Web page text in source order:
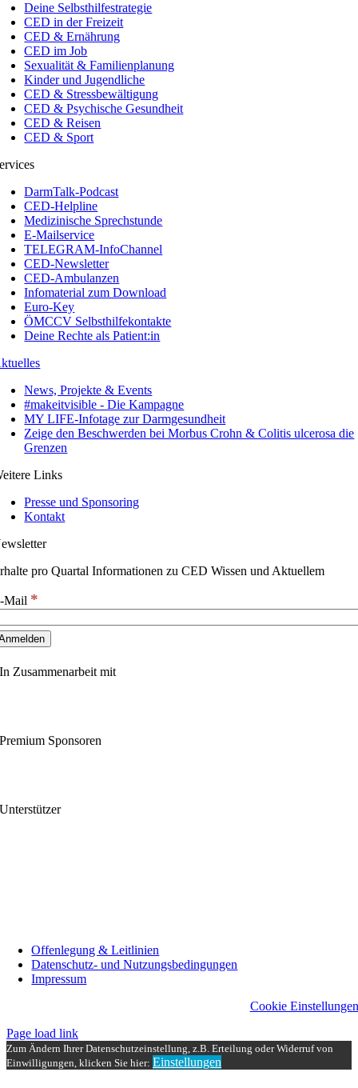
Deine Selbsthilfestrategie
CED in der Freizeit
CED & Ernährung
CED im Job
Sexualität & Familienplanung
Kinder und Jugendliche
CED & Stressbewältigung
CED & Psychische Gesundheit
CED & Reisen
CED & Sport
DarmTalk-Podcast
CED-Helpline
Medizinische Sprechstunde
E-Mailservice
TELEGRAM-InfoChannel
CED-Newsletter
CED-Ambulanzen
Infomaterial zum Download
Euro-Key
ÖMCCV Selbsthilfekontakte
Deine Rechte als Patient:in
News, Projekte & Events
#makeitvisible - Die Kampagne
MY LIFE-Infotage zur Darmgesundheit
Zeige den Beschwerden bei Morbus Crohn & Colitis ulcerosa die
Grenzen
Links
Presse und Sponsoring
Kontakt
pro Quartal Informationen zu CED Wissen und Aktuellem
Mail *
In Zusammenarbeit mit
Premium Sponsoren
Unterstützer
Offenlegung & Leitlinien
Datenschutz- und Nutzungsbedingungen
Impressum
Cookie Einstellungen
Page load link
Zum Ändern Ihrer Datenschutzeinstellung, z.B. Erteilung oder Widerruf von
Einwilligungen, klicken Sie hier: Einstellungen